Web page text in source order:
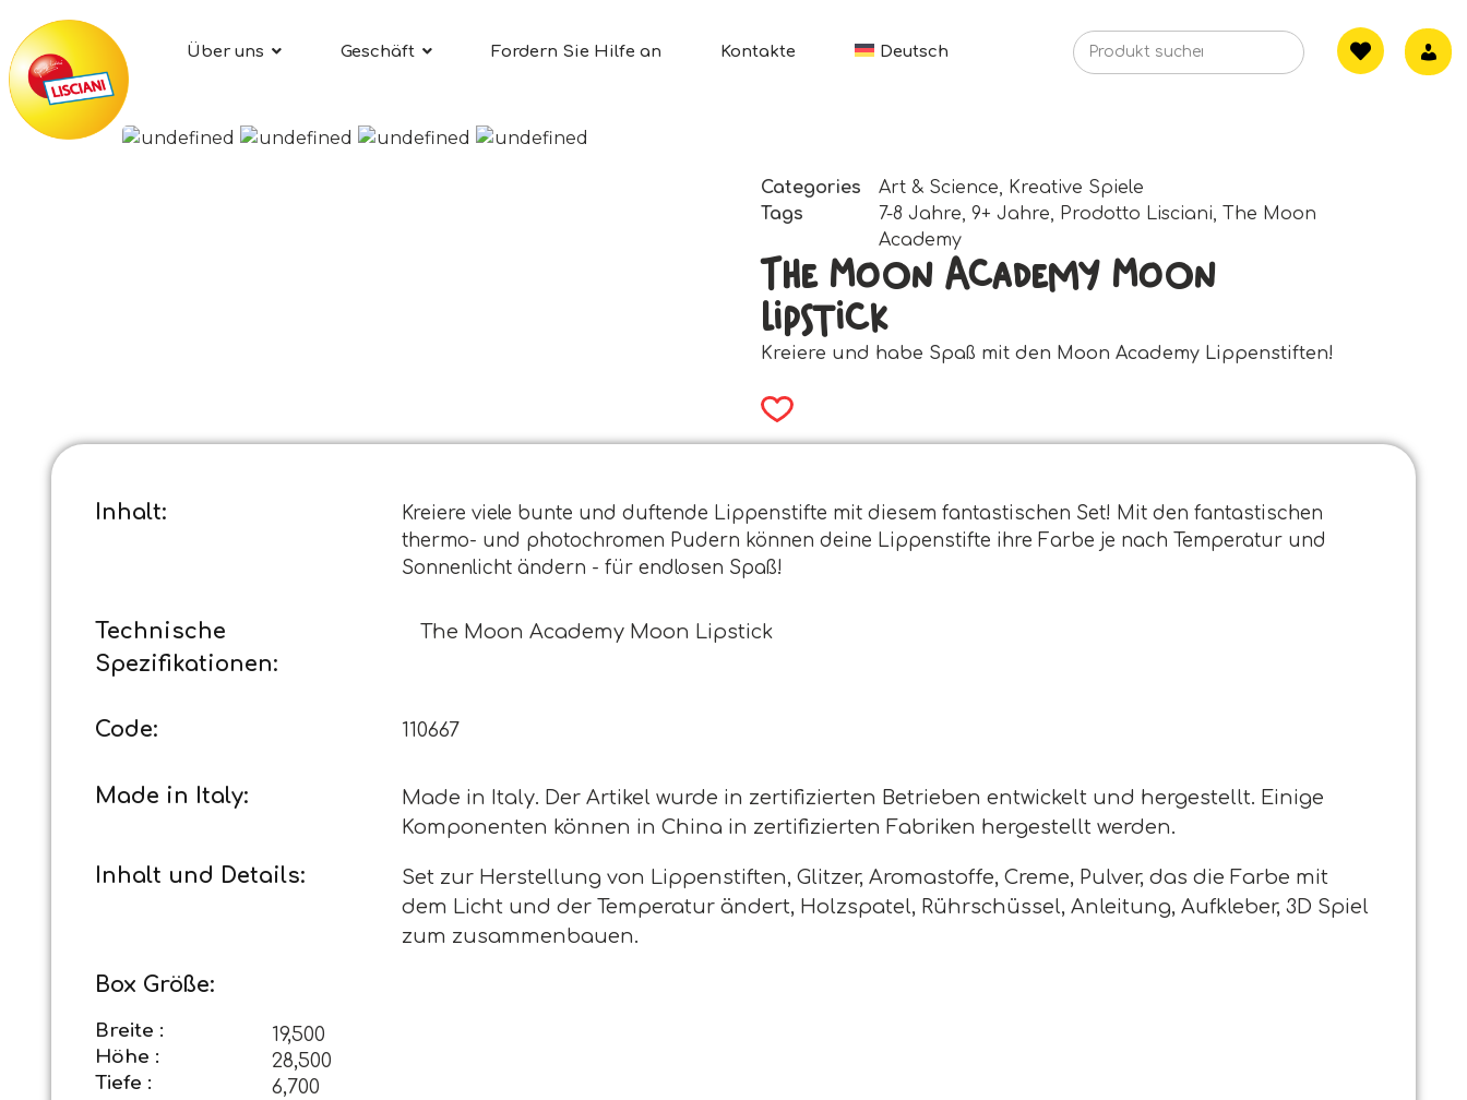
Über uns Geschäft Fordern Sie Hilfe an Kontakte Deutsch
Categories Art & Science, Kreative Spiele
Tags
7-8 Jahre, 9+ Jahre, Prodotto Lisciani, The Moon
Academy
The Moon Academy Moon
Lipstick
Kreiere und habe Spaß mit den Moon Academy Lippenstiften!
Inhalt:
Kreiere viele bunte und duftende Lippenstifte mit diesem fantastischen Set! Mit den fantastischen
thermo- und photochromen Pudern können deine Lippenstifte ihre Farbe je nach Temperatur und
Sonnenlicht ändern - für endlosen Spaß!
Technische
Spezifikationen:
The Moon Academy Moon Lipstick
Code: 110667
Made in Italy:
Made in Italy. Der Artikel wurde in zertifizierten Betrieben entwickelt und hergestellt. Einige
Komponenten können in China in zertifizierten Fabriken hergestellt werden.
Inhalt und Details:
Set zur Herstellung von Lippenstiften, Glitzer, Aromastoffe, Creme, Pulver, das die Farbe mit
dem Licht und der Temperatur ändert, Holzspatel, Rührschüssel, Anleitung, Aufkleber, 3D Spiel
zum zusammenbauen.
Box Größe:
Breite : 19,500
Höhe : 28,500
Tiefe : 6,700